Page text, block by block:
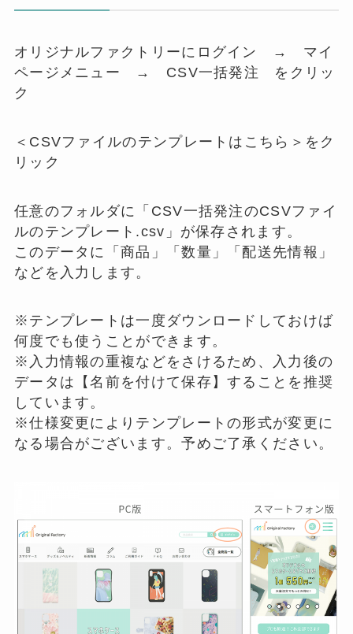
オリジナルファクトリーにログイン → マイ
ページメニュー → CSV一括発注 をクリッ
ク
＜CSVファイルのテンプレートはこちら＞をク
リック
任意のフォルダに「CSV一括発注のCSVファイ
ルのテンプレート.csv」が保存されます。
このデータに「商品」「数量」「配送先情報」
などを入力します。
※テンプレートは一度ダウンロードしておけば
何度でも使うことができます。
※入力情報の重複などをさけるため、入力後の
データは【名前を付けて保存】することを推奨
しています。
※仕様変更によりテンプレートの形式が変更に
なる場合がございます。予めご了承ください。